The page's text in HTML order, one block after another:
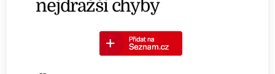
nejdražší chyby